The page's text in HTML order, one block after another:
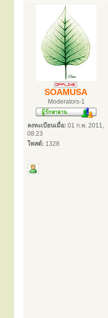
SOAMUSA
Moderators-1
ลงทะเบียนเมื่อ: 01 ก.พ. 2011,
08:23
โพสต์: 1328